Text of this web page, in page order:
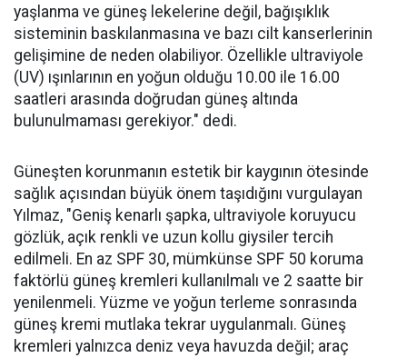
yaşlanma ve güneş lekelerine değil, bağışıklık
sisteminin baskılanmasına ve bazı cilt kanserlerinin
gelişimine de neden olabiliyor. Özellikle ultraviyole
(UV) ışınlarının en yoğun olduğu 10.00 ile 16.00
saatleri arasında doğrudan güneş altında
bulunulmaması gerekiyor." dedi.
Güneşten korunmanın estetik bir kaygının ötesinde
sağlık açısından büyük önem taşıdığını vurgulayan
Yılmaz, "Geniş kenarlı şapka, ultraviyole koruyucu
gözlük, açık renkli ve uzun kollu giysiler tercih
edilmeli. En az SPF 30, mümkünse SPF 50 koruma
faktörlü güneş kremleri kullanılmalı ve 2 saatte bir
yenilenmeli. Yüzme ve yoğun terleme sonrasında
güneş kremi mutlaka tekrar uygulanmalı. Güneş
kremleri yalnızca deniz veya havuzda değil; araç